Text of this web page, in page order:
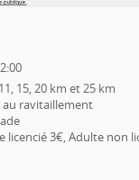
15, 20 km et 25 km
au ravitaillement
licencié 3€, Adulte non